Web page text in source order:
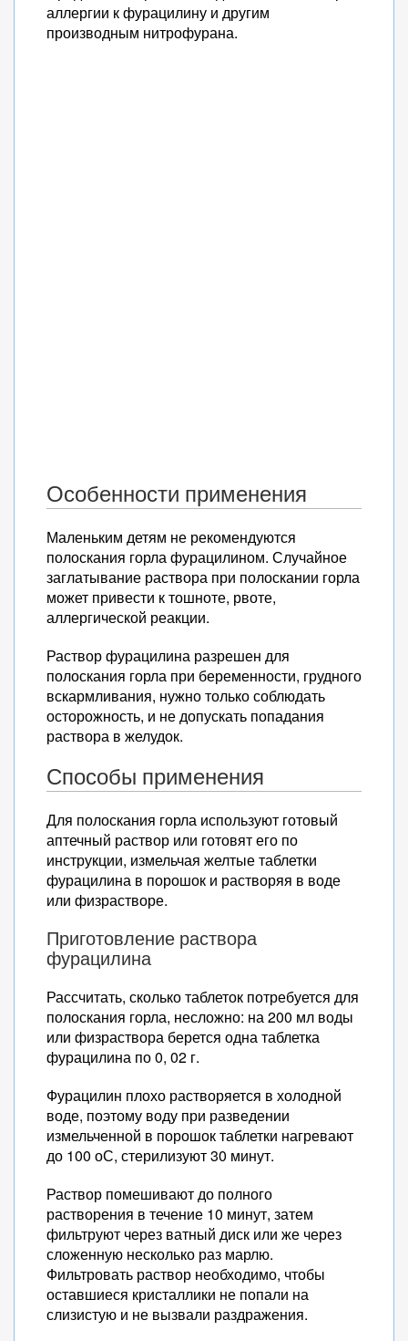
аллергии к фурацилину и другим
производным нитрофурана.
Особенности применения
Маленьким детям не рекомендуются
полоскания горла фурацилином. Случайное
заглатывание раствора при полоскании горла
может привести к тошноте, рвоте,
аллергической реакции.
Раствор фурацилина разрешен для
полоскания горла при беременности, грудного
вскармливания, нужно только соблюдать
осторожность, и не допускать попадания
раствора в желудок.
Способы применения
Для полоскания горла используют готовый
аптечный раствор или готовят его по
инструкции, измельчая желтые таблетки
фурацилина в порошок и растворяя в воде
или физрастворе.
Приготовление раствора
фурацилина
Рассчитать, сколько таблеток потребуется для
полоскания горла, несложно: на 200 мл воды
или физраствора берется одна таблетка
фурацилина по 0, 02 г.
Фурацилин плохо растворяется в холодной
воде, поэтому воду при разведении
измельченной в порошок таблетки нагревают
до 100 оС, стерилизуют 30 минут.
Раствор помешивают до полного
растворения в течение 10 минут, затем
фильтруют через ватный диск или же через
сложенную несколько раз марлю.
Фильтровать раствор необходимо, чтобы
оставшиеся кристаллики не попали на
слизистую и не вызвали раздражения.